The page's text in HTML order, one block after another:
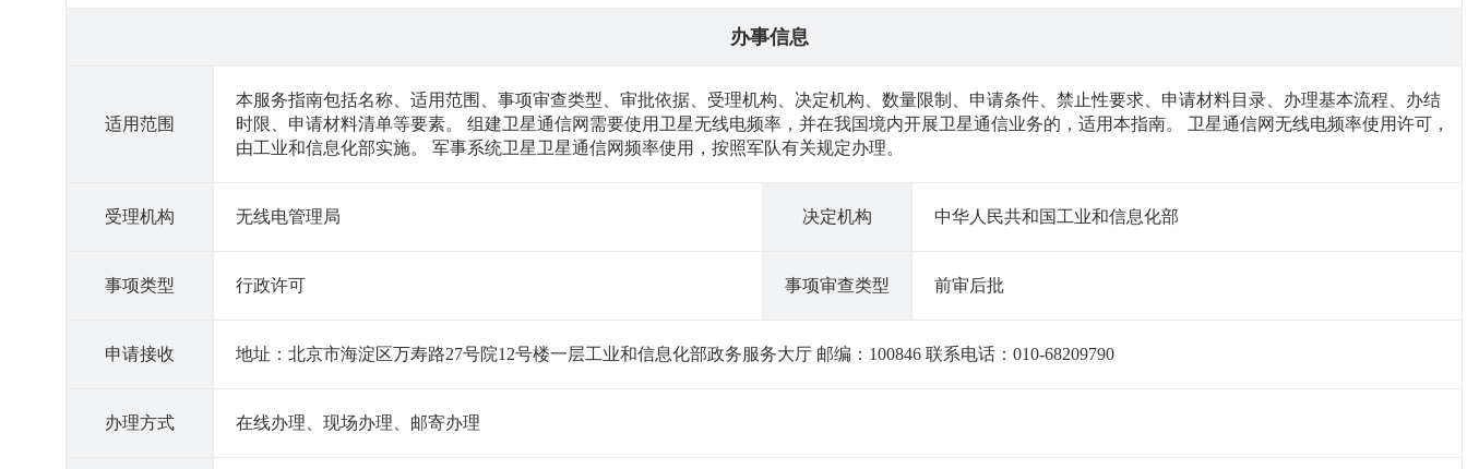
办事信息
适用范围
本服务指南包括名称、适用范围、事项审查类型、审批依据、受理机构、决定机构、数量限制、申请条件、禁止性要求、申请材料目录、办理基本流程、办结
时限、申请材料清单等要素。 组建卫星通信网需要使用卫星无线电频率，并在我国境内开展卫星通信业务的，适用本指南。 卫星通信网无线电频率使用许可，
由工业和信息化部实施。 军事系统卫星卫星通信网频率使用，按照军队有关规定办理。
受理机构 无线电管理局 决定机构 中华人民共和国工业和信息化部
事项类型 行政许可 事项审查类型 前审后批
申请接收 地址：北京市海淀区万寿路27号院12号楼一层工业和信息化部政务服务大厅 邮编：100846 联系电话：010-68209790
办理方式 在线办理、现场办理、邮寄办理